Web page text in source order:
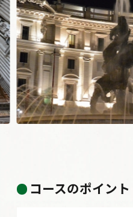
コースのポイント